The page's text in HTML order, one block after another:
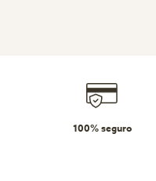
100% seguro